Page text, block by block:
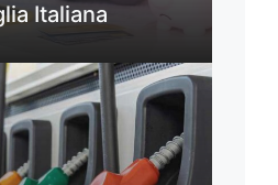
Italiana